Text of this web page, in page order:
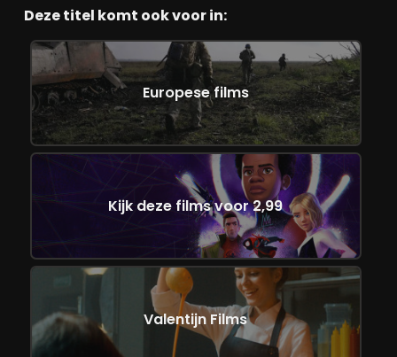
Deze titel komt ook voor in:
Europese films
Kijk deze films voor 2,99
Valentijn Films